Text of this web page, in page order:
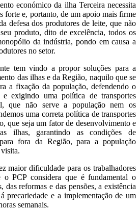
económico da ilha Terceira necessita
forte e, portanto, de um apoio mais firme
defesa dos produtores de leite, que não
produto, dito de excelência, todos os
da indústria, pondo em causa a
no setor.
tem vindo a propor soluções para a
das ilhas e da Região, naquilo que se
a fixação da população, defendendo o
exigindo uma política de transportes
que não serve a população nem os
uma correta política de transportes
que seja um fator de desenvolvimento e
ilhas, garantindo as condições de
fora da Região, para a população
maior dificuldade para os trabalhadores
o PCP considera que é fundamental o
das reformas e das pensões, a existência
precariedade e a implementação de um
semanais.